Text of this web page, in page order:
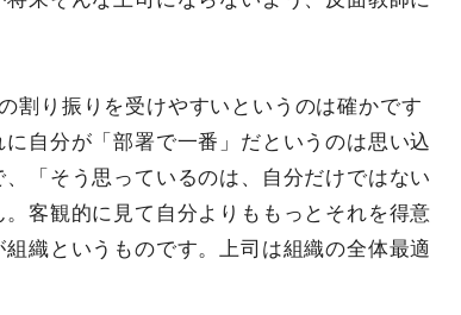
割り振りを受けやすいというのは確かです
自分が「部署で一番」だというのは思い込
「そう思っているのは、自分だけではない
客観的に見て自分よりももっとそれを得意
織というものです。上司は組織の全体最適